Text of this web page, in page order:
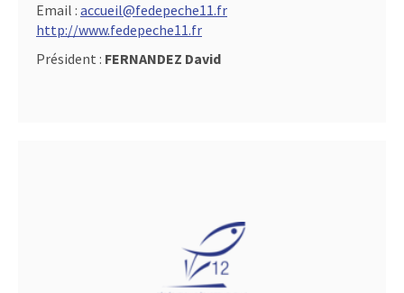
Email : accueil@fedepeche11.fr
http://www.fedepeche11.fr
Président : FERNANDEZ David